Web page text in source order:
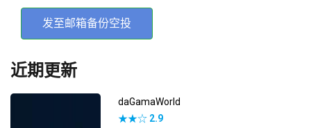
发至邮箱备份空投
近期更新
daGamaWorld
★★☆ 2.9